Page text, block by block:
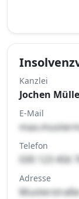
Kanzlei
Jochen
E-Mail
Telefon
030 123 456
Adresse